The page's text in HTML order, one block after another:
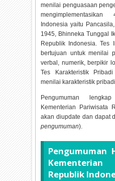
menilai penguasaan
Indonesia yaitu
1945, Bhinneka Tunggal
Republik Indonesia. Tes
bertujuan untuk menilai
verbal, numerik, berpikir
Tes Karakteristik
menilai karakteristik
Pengumuman
Kementerian Pariwisata
akan diupdate dan dapat
pengumuman).
Pengumuman
Republik